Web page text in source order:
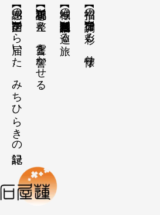
【招福の調律】日々を彩る、懐守り
【神域の系譜】神社仏閣・自然を巡る旅
【祝詞集】心を整え、言霊を響かせる
【感謝の声】全国から届いた、みちひらきの記録